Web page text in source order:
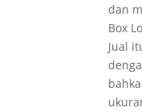
dan
Box
Jual